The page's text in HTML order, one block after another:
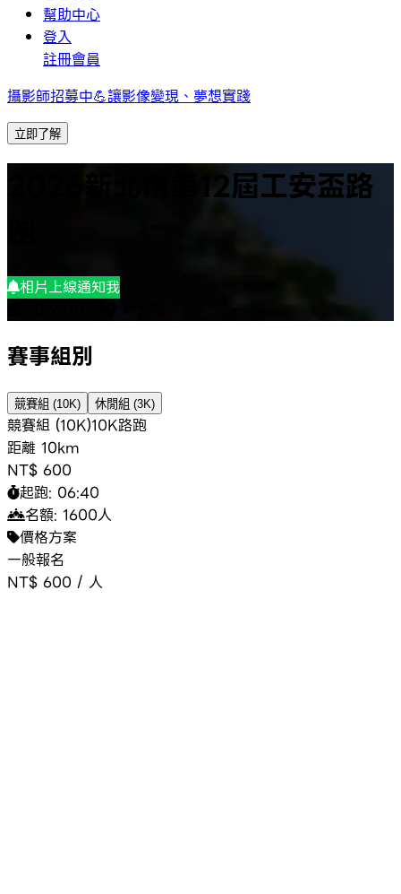
幫助中心
登入
註冊會員
攝影師招募中💪讓影像變現、夢想實踐
立即了解
2026新北市第12屆工安盃路
相片上線通知我
賽事組別
競賽組 (10K) 休閒組 (3K)
競賽組 (10K)10K路跑
距離 10km
NT$ 600
起跑: 06:40
名額: 1600人
價格方案
一般報名
NT$ 600 / 人